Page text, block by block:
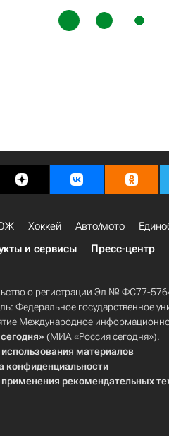
Хоккей Авто/мото
и сервисы Пресс-центр
о регистрации Эл № ФС77-
Федеральное государственное
Международное
(МИА «Россия сегодня»).
материалов
конфиденциальности
рекомендательных